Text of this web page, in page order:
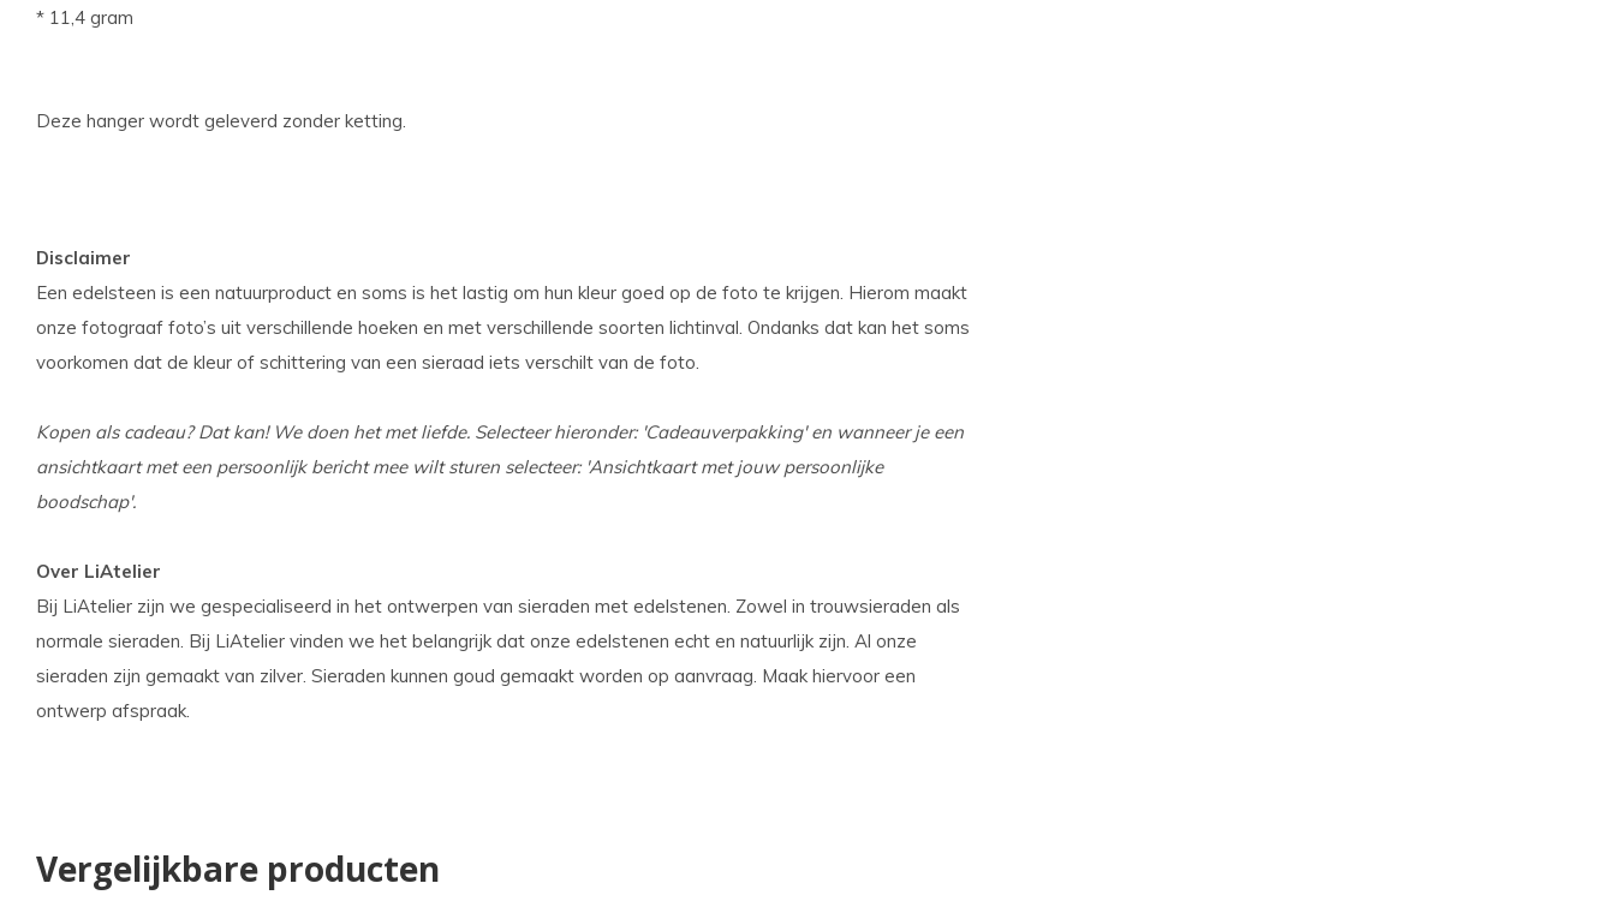
* 11,4 gram
Deze hanger wordt geleverd zonder ketting.
Disclaimer
Een edelsteen is een natuurproduct en soms is het lastig om hun kleur goed op de foto te krijgen. Hierom maakt
onze fotograaf foto’s uit verschillende hoeken en met verschillende soorten lichtinval. Ondanks dat kan het soms
voorkomen dat de kleur of schittering van een sieraad iets verschilt van de foto.
Kopen als cadeau? Dat kan! We doen het met liefde. Selecteer hieronder: 'Cadeauverpakking' en wanneer je een
ansichtkaart met een persoonlijk bericht mee wilt sturen selecteer: 'Ansichtkaart met jouw persoonlijke
boodschap'.
Over LiAtelier
Bij LiAtelier zijn we gespecialiseerd in het ontwerpen van sieraden met edelstenen. Zowel in trouwsieraden als
normale sieraden. Bij LiAtelier vinden we het belangrijk dat onze edelstenen echt en natuurlijk zijn. Al onze
sieraden zijn gemaakt van zilver. Sieraden kunnen goud gemaakt worden op aanvraag. Maak hiervoor een
ontwerp afspraak.
Vergelijkbare producten